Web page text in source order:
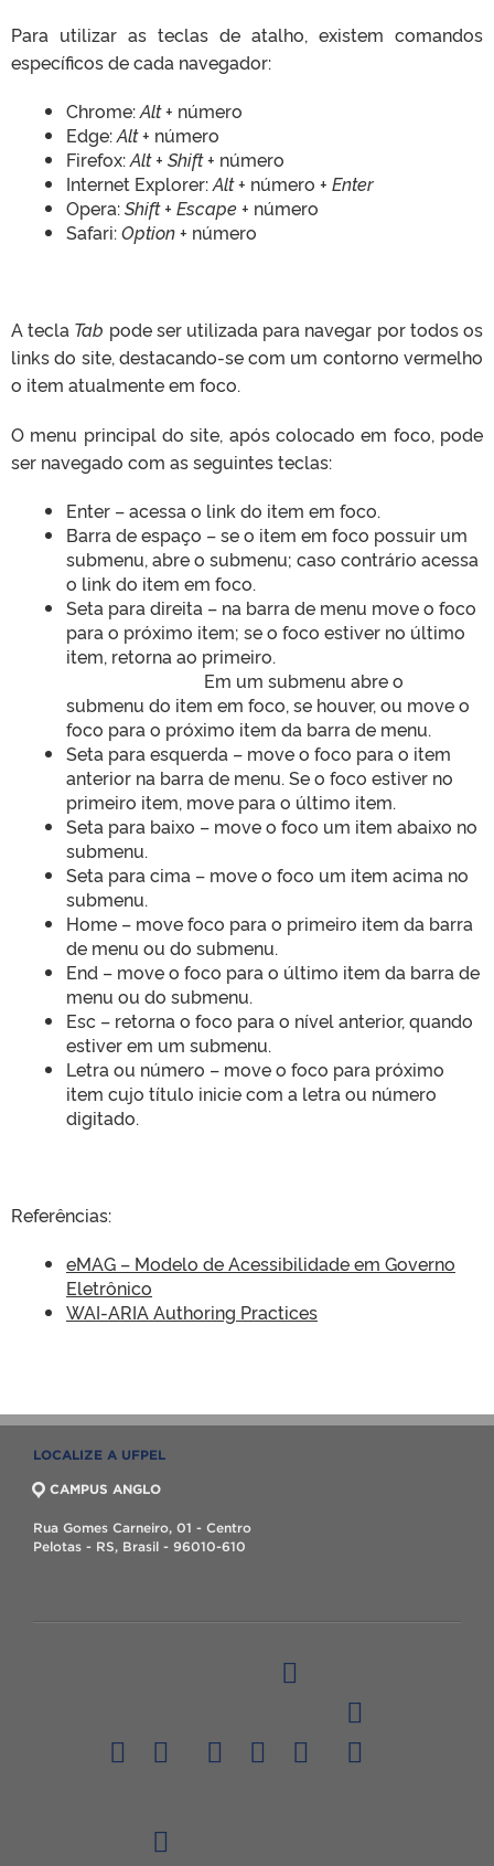
Para utilizar as teclas de atalho, existem comandos
específicos de cada navegador:
Chrome:Alt+ número
Edge:Alt+ número
Firefox:Alt + Shift+ número
Internet Explorer:Alt+ número + Enter
Opera:Shift + Escape+ número
Safari:Option+ número
A tecla Tab pode ser utilizada para navegar por todos os
links do site, destacando-se com um contorno vermelho
o item atualmente em foco.
O menu principal do site, após colocado em foco, pode
ser navegado com as seguintes teclas:
Enter – acessa o link do item em foco.
Barra de espaço – se o item em foco possuir um
submenu, abre o submenu; caso contrário acessa
o link do item em foco.
Seta para direita – na barra de menu move o foco
para o próximo item; se o foco estiver no último
item, retorna ao primeiro.
Em um submenu abre o
submenu do item em foco, se houver, ou move o
foco para o próximo item da barra de menu.
Seta para esquerda – move o foco para o item
anterior na barra de menu. Se o foco estiver no
primeiro item, move para o último item.
Seta para baixo – move o foco um item abaixo no
submenu.
Seta para cima – move o foco um item acima no
submenu.
Home – move foco para o primeiro item da barra
de menu ou do submenu.
End – move o foco para o último item da barra de
menu ou do submenu.
Esc – retorna o foco para o nível anterior, quando
estiver em um submenu.
Letra ou número – move o foco para próximo
item cujo título inicie com a letra ou número
digitado.
Referências:
eMAG – Modelo de Acessibilidade em Governo
Eletrônico
WAI-ARIA Authoring Practices
LOCALIZE A UFPEL
CAMPUS ANGLO
Rua Gomes Carneiro, 01 - Centro
Pelotas - RS, Brasil - 96010-610